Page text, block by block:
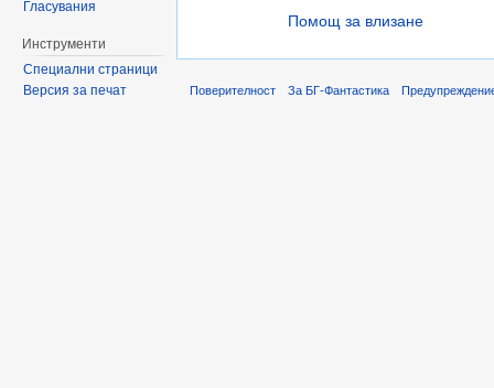
Помощ за влизане
Гласувания
Инструменти
Специални страници
Версия за печат
Поверителност За БГ-Фантастика